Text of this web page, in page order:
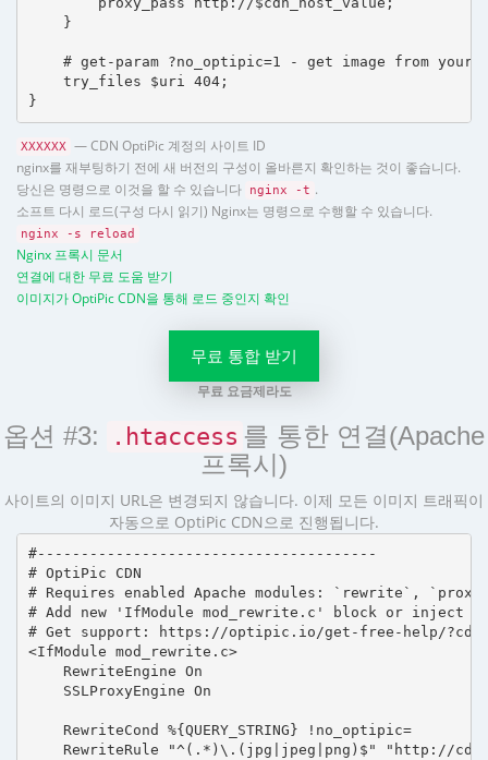
    }
# get-param ?no_optipic=1 - get image from your
    try_files $uri 404;
}
XXXXXX
— CDN OptiPic 계정의 사이트 ID
nginx를 재부팅하기 전에 새 버전의 구성이 올바른지 확인하는 것이 좋습니다.
당신은 명령으로 이것을 할 수 있습니다
nginx -t .
소프트 다시 로드(구성 다시 읽기) Nginx는 명령으로 수행할 수 있습니다.
nginx -s reload
Nginx 프록시 문서
연결에 대한 무료 도움 받기
이미지가 OptiPic CDN을 통해 로드 중인지 확인
무료 통합 받기
무료 요금제라도
옵션 #3: .htaccess 를 통한 연결(Apache
프록시)
사이트의 이미지 URL은 변경되지 않습니다. 이제 모든 이미지 트래픽이
자동으로 OptiPic CDN으로 진행됩니다.
#---------------------------------------
# OptiPic CDN
# Requires enabled Apache modules: `rewrite`,
# Add new 'IfModule mod_rewrite.c' block or inject
# Get support: https://optipic.io/get-free-help/
<IfModule mod_rewrite.c>
    RewriteEngine On
    SSLProxyEngine On
    RewriteCond %{QUERY_STRING} !no_optipic=
RewriteRule "^(.*)\.(jpg|jpeg|png)$" "http://